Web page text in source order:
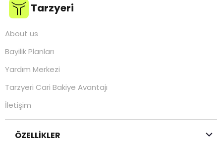
Tarzyeri
About us
Bayilik Planları
Yardım Merkezi
Tarzyeri Cari Bakiye Avantajı
İletişim
ÖZELLİKLER